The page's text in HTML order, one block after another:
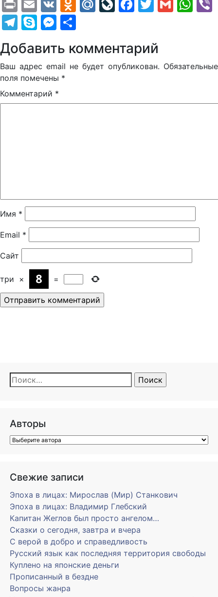
PrintEmail
VK Odnoklassniki
Mail.Ru
LiveJournal
Facebook
Twitter
Gmail
Telegram
SkypeMessenger
Добавить комментарий
Ваш адрес email не будет опубликован. Обязательные
поля помечены *
Комментарий *
Имя *
Email *
Сайт
три × =
Найти:
Авторы
Свежие записи
Эпоха в лицах: Мирослав (Мир) Станкович
Эпоха в лицах: Владимир Глебский
Капитан Жеглов был просто ангелом…
Сказки о сегодня, завтра и вчера
С верой в добро и справедливость
Русский язык как последняя территория свободы
Куплено на японские деньги
Прописанный в бездне
Вопросы жанра